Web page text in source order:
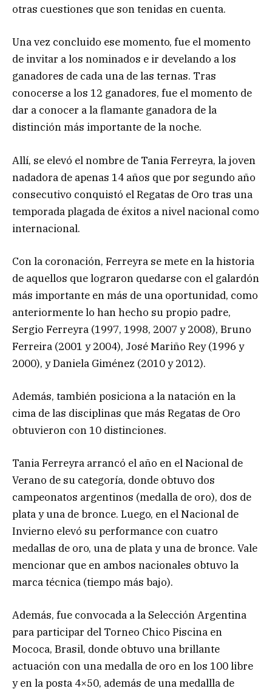
otras cuestiones que son tenidas en cuenta.
Una vez concluido ese momento, fue el momento
de invitar a los nominados e ir develando a los
ganadores de cada una de las ternas. Tras
conocerse a los 12 ganadores, fue el momento de
dar a conocer a la flamante ganadora de la
distinción más importante de la noche.
Allí, se elevó el nombre de Tania Ferreyra, la joven
nadadora de apenas 14 años que por segundo año
consecutivo conquistó el Regatas de Oro tras una
temporada plagada de éxitos a nivel nacional como
internacional.
Con la coronación, Ferreyra se mete en la historia
de aquellos que lograron quedarse con el galardón
más importante en más de una oportunidad, como
anteriormente lo han hecho su propio padre,
Sergio Ferreyra (1997, 1998, 2007 y 2008), Bruno
Ferreira (2001 y 2004), José Mariño Rey (1996 y
2000), y Daniela Giménez (2010 y 2012).
Además, también posiciona a la natación en la
cima de las disciplinas que más Regatas de Oro
obtuvieron con 10 distinciones.
Tania Ferreyra arrancó el año en el Nacional de
Verano de su categoría, donde obtuvo dos
campeonatos argentinos (medalla de oro), dos de
plata y una de bronce. Luego, en el Nacional de
Invierno elevó su performance con cuatro
medallas de oro, una de plata y una de bronce. Vale
mencionar que en ambos nacionales obtuvo la
marca técnica (tiempo más bajo).
Además, fue convocada a la Selección Argentina
para participar del Torneo Chico Piscina en
Mococa, Brasil, donde obtuvo una brillante
actuación con una medalla de oro en los 100 libre
y en la posta 4×50, además de una medallla de